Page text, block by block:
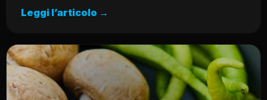
Leggi l’articolo →